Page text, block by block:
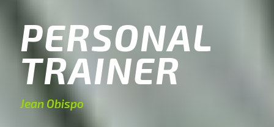
PERSONAL
TRAINER
Jean Obispo